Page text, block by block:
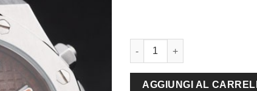
audemars piguet replica
AGGIUNGI AL